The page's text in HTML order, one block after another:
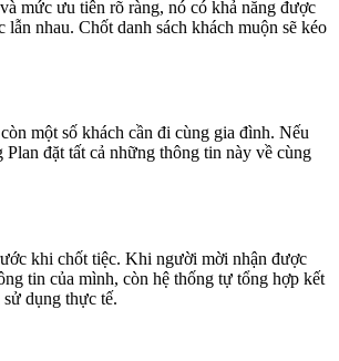
mức ưu tiên rõ ràng, nó có khả năng được
nhau. Chốt danh sách khách muộn sẽ kéo
một số khách cần đi cùng gia đình. Nếu
đặt tất cả những thông tin này về cùng
khi chốt tiệc. Khi người mời nhận được
tin của mình, còn hệ thống tự tổng hợp kết
dụng thực tế.